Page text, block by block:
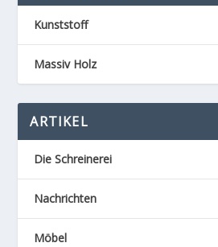
Kunststoff
Massiv Holz
ARTIKEL
Die Schreinerei
Nachrichten
Möbel